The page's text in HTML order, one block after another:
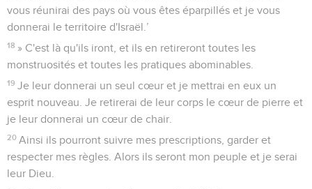
vous réunirai des pays où vous êtes éparpillés et je vous
donnerai le territoire d'Israël.’
18 » C'est là qu'ils iront, et ils en retireront toutes les
monstruosités et toutes les pratiques abominables.
19 Je leur donnerai un seul cœur et je mettrai en eux un
esprit nouveau. Je retirerai de leur corps le cœur de pierre et
je leur donnerai un cœur de chair.
20 Ainsi ils pourront suivre mes prescriptions, garder et
respecter mes règles. Alors ils seront mon peuple et je serai
leur Dieu.